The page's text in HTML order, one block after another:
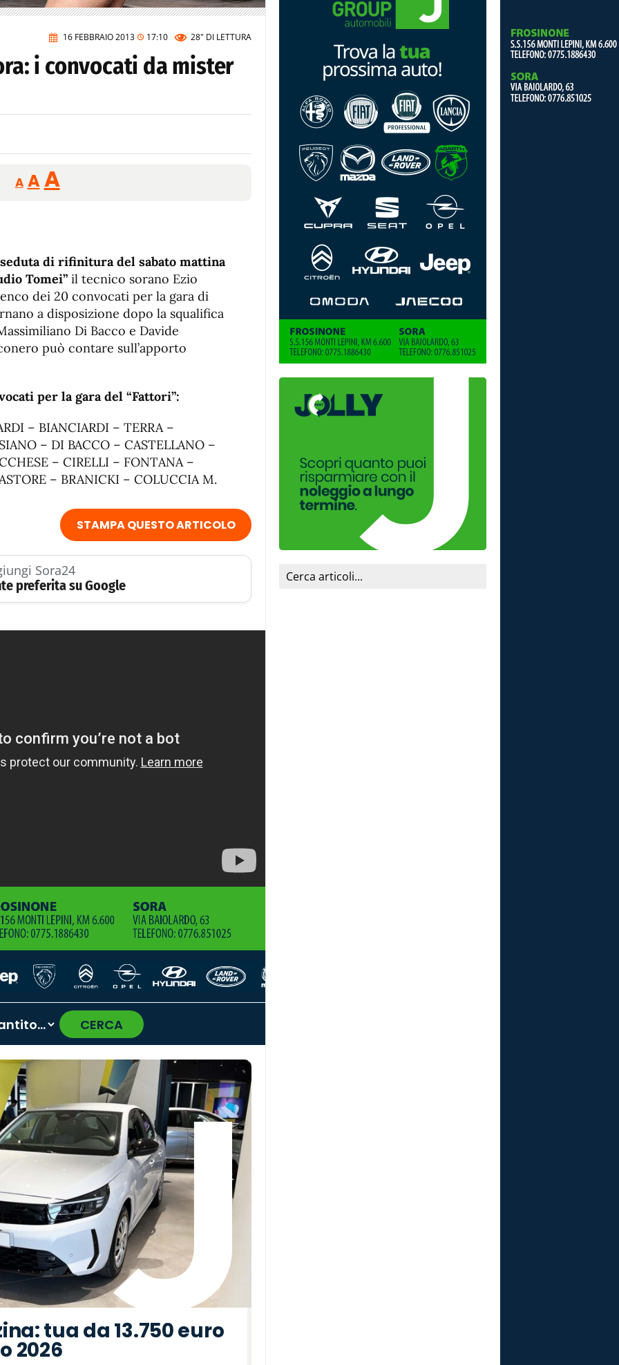
16 FEBBRAIO 2013 17:10 28" DI LETTURA
i convocati da mister
A
Reducir
tamaño
A Restablecer
tamaño
AAumentar
fuente.
di rifinitura del sabato mattina
Tomei” il tecnico sorano Ezio
dei 20 convocati per la gara di
a disposizione dopo la squalifica
Di Bacco e Davide
può contare sull’apporto
per la gara del “Fattori”:
– BIANCIARDI – TERRA –
– DI BACCO – CASTELLANO –
– CIRELLI – FONTANA –
– BRANICKI – COLUCCIA M.
STAMPA QUESTO ARTICOLO
Sora24
preferita su Google
CERCA
›
tua da 13.750 euro
2026